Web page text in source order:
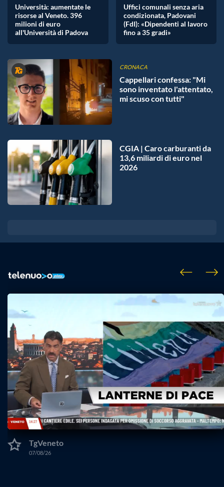
Università: aumentate le
risorse al Veneto. 396
milioni di euro
all'Università di Padova
Uffici comunali senza aria
condizionata, Padovani
(FdI): «Dipendenti al lavoro
fino a 35 gradi»
CRONACA
Cappellari confessa: "Mi
sono inventato l'attentato,
mi scuso con tutti"
CGIA | Caro carburanti da
13,6 miliardi di euro nel
2026
TgVeneto
07/08/26